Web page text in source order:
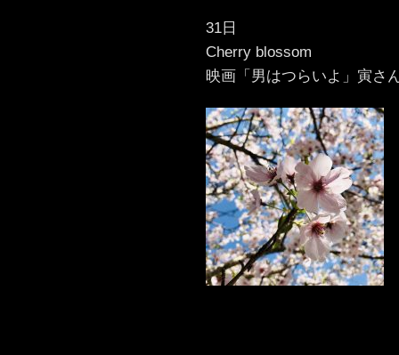
31日
Cherry blossom
映画「男はつらいよ」寅さ